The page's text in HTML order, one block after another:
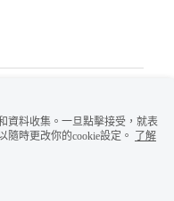
資料收集。一旦點擊接受，就表
隨時更改你的cookie設定。
了解